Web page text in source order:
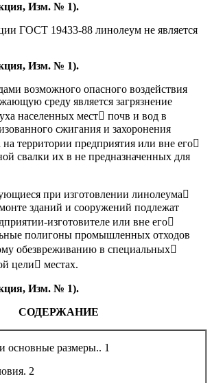
Изм. № 1).
ГОСТ 19433-88 линолеум не является
Изм. № 1).
возможного опасного воздействия
среду является загрязнение
населенных мест почв и вод в
сжигания и захоронения
территории предприятия или вне его
свалки их в не предназначенных для
при изготовлении линолеума
зданий и сооружений подлежат
изготовителе или вне его
полигоны промышленных отходов
обезвреживанию в специальных
цели местах.
Изм. № 1).
СОДЕРЖАНИЕ
основные размеры.. 1
2